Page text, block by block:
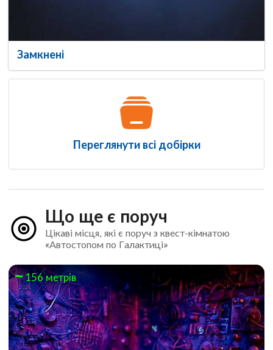
Замкнені
Переглянути всі добірки
Що ще є поруч
Цікаві місця, які є поруч з квест-кімнатою
«Автостопом по Галактиці»
156 метрів